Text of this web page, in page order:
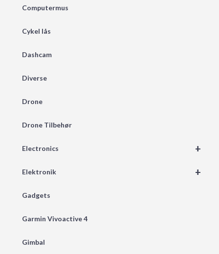
Computermus
Cykel lås
Dashcam
Diverse
Drone
Drone Tilbehør
+
Electronics
+
Elektronik
Gadgets
Garmin Vivoactive 4
Gimbal